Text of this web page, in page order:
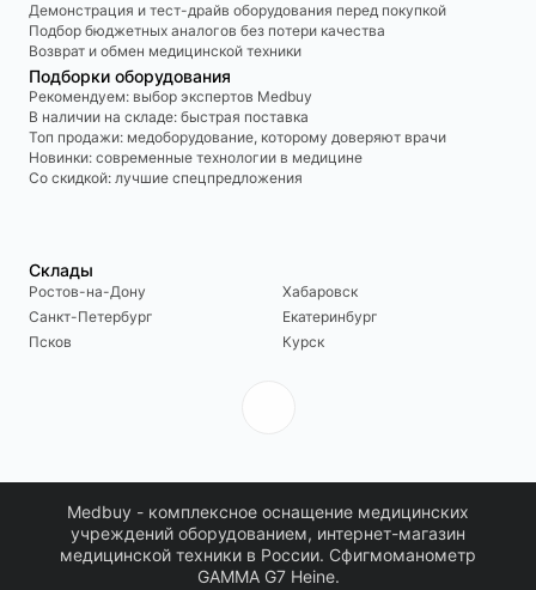
Демонстрация и тест-драйв оборудования перед покупкой
Подбор бюджетных аналогов без потери качества
Возврат и обмен медицинской техники
Подборки оборудования
Рекомендуем: выбор экспертов Medbuy
В наличии на складе: быстрая поставка
Топ продажи: медоборудование, которому доверяют врачи
Новинки: современные технологии в медицине
Со скидкой: лучшие спецпредложения
Склады
Ростов-на-Дону
Санкт-Петербург
Псков
Хабаровск
Екатеринбург
Курск
Medbuy - комплексное оснащение медицинских
учреждений оборудованием, интернет-магазин
медицинской техники в России. Сфигмоманометр
GAMMA G7 Heine.